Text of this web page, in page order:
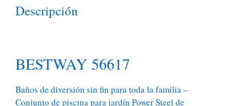
Descripción
BESTWAY 56617
Baños de diversión sin fin para toda la familia –
Conjunto de piscina para jardín Power Steel de